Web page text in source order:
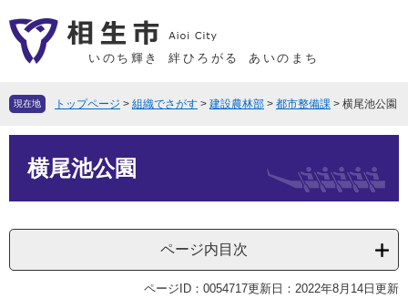
ー
先
ニ
を
文
いのち輝き 絆ひろがる あいのまち
現在地 トップページ > 組織でさがす > 建設農林部 > 都市整備課 > 横尾池公園
横尾池公園
ページ内目次
ページID：0054717更新日：2022年8月14日更新